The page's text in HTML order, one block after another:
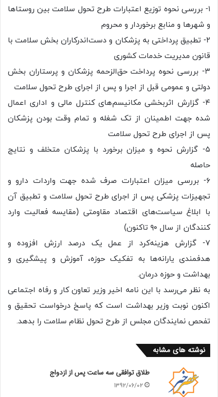
۱- بررسی نحوه توزیع اعتبارات طرح تحول سلامت بین روستا‌ها
و شهر‌ها و منابع برخوردار و محروم
۲- تطبیق پرداختی به پزشکان و دست‌اندرکاران بخش سلامت با
قانون مدیریت خدمات کشوری
۳- بررسی نحوه پرداخت حق‌الزحمه پزشکان و پرستاران بخش
دولتی و عمومی قبل از اجرا و پس از اجرای طرح تحول سلامت
۴- گزارش اثربخشی مکانیسم‌های کنترل مالی و اداری اعمال
شده جهت اطمینان از تک شغله و تمام وقت بودن پزشکان
پس از اجرای طرح تحول سلامت
۵- گزارش نحوه و میزان برخورد با پزشکان متخلف و نتایج
حاصله
۶- بررسی میزان اعتبارات صرف شده جهت واردات دارو و
تجهیزات پزشکی پس از اجرای طرح تحول سلامت و تطبیق آن
با ابلاغ سیاست‌های اقتصاد مقاومتی (مقایسه فعالیت وارد
کنندگان از سال ۹۰ تاکنون)
۷- گزارش هزینه‌کرد از عمل یک درصد ارزش افزوده و
هدفمندی یارانه‌ها به تفکیک حوزه، آموزش و پیشگیری و
بهداشت و حوزه درمان.
به نظر می‌رسد با این نامه اخیر وزیر تعاون کار و رفاه اجتماعی
اکنون نوبت وزیر بهداشت است که پاسخ درخواست تحقیق و
تفحص نمایندگان مجلس از طرح تحول نظام سلامت را بدهد.
نوشته های مشابه
طلاق توافقی سه ساعت پس از ازدواج
1392/06/02